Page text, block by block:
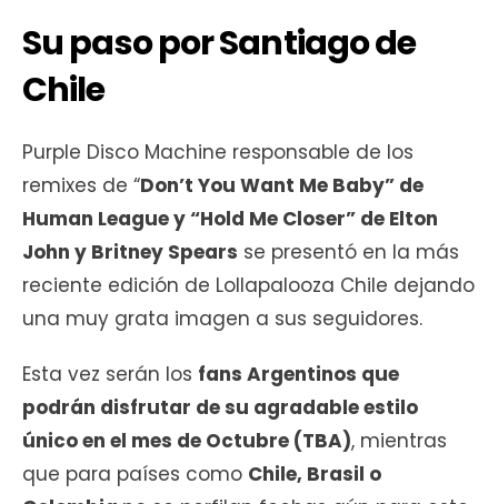
Su paso por Santiago de
Chile
Purple Disco Machine responsable de los
remixes de “Don’t You Want Me Baby” de
Human League y “Hold Me Closer” de Elton
John y Britney Spears se presentó en la más
reciente edición de Lollapalooza Chile dejando
una muy grata imagen a sus seguidores.
Esta vez serán los fans Argentinos que
podrán disfrutar de su agradable estilo
único en el mes de Octubre (TBA), mientras
que para países como Chile, Brasil o